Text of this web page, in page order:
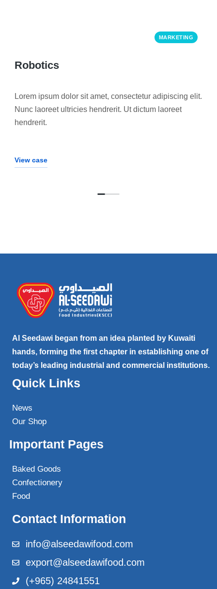
MARKETING
Robotics
Lorem ipsum dolor sit amet, consectetur adipiscing elit.
Nunc laoreet ultricies hendrerit. Ut dictum laoreet
hendrerit.
View case
Al Seedawi began from an idea planted by Kuwaiti
hands, forming the first chapter in establishing one of
today’s leading industrial and commercial institutions.
Quick Links
News
Our Shop
Important Pages
Baked Goods
Confectionery
Food
Contact Information
info@alseedawifood.com
export@alseedawifood.com
(+965) 24841551